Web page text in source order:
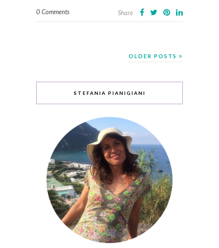
0 Comments Share
OLDER POSTS
STEFANIA PIANIGIANI